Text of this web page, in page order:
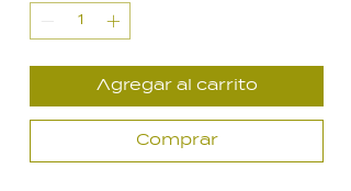
Agregar al carrito
Comprar